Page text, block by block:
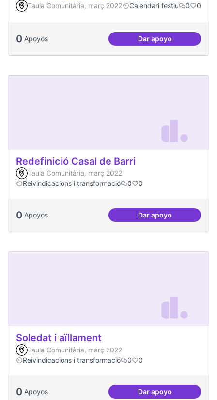
Taula Comunitària, març 2022 Calendari festiu 0 0
0 Apoyos Dar apoyoAniversari de Can
Redefinició Casal de Barri
Taula Comunitària, març 2022
Reivindicacions i transformació
0 0
0 Apoyos Dar apoyoRedefinició Casal
Soledat i aïllament
Taula Comunitària, març 2022
Reivindicacions i transformació
0 0
0 Apoyos Dar apoyoSoledat i aïllament